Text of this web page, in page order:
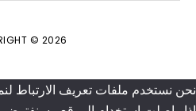
© 2026
نحن نستخدم ملفات تعريف الارتباط